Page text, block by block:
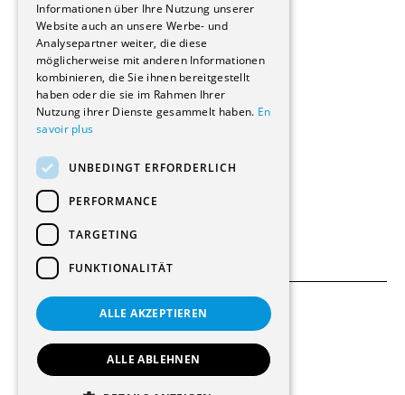
Wohnungen
Renovierungen
Innere Umbauten
Gastgewerbe und Tourismus
Verwaltungsgebäude und Geschäfte
Schuleinrichtungen
Medizinische Einrichtungen
Kultur - Sport - Freizeit
Industrie - Handwerk
Transport und Parkplätze
Diverse Bauten
© 2026 Alle Rechte vorbehalten
Allgemeine Bedingungen
Informationen über Ihre Nutzung unserer
Website auch an unsere Werbe- und
Analysepartner weiter, die diese
möglicherweise mit anderen Informationen
kombinieren, die Sie ihnen bereitgestellt
haben oder die sie im Rahmen Ihrer
Nutzung ihrer Dienste gesammelt haben. En
savoir plus
UNBEDINGT ERFORDERLICH
PERFORMANCE
TARGETING
FUNKTIONALITÄT
ALLE AKZEPTIEREN
ALLE ABLEHNEN